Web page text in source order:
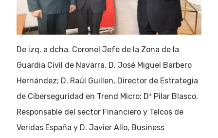
De izq. a dcha. Coronel Jefe de la Zona de la
Guardia Civil de Navarra, D. José Miguel Barbero
Hernández; D. Raúl Guillen, Director de Estrategia
de Ciberseguridad en Trend Micro; Dª Pilar Blasco,
Responsable del sector Financiero y Telcos de
Veridas España y D. Javier Allo, Business